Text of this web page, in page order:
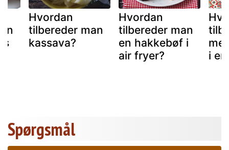
Hvordan
tilbereder man
kassava?
Hvordan
tilbereder man
en hakkebøf i
air fryer?
i
Spørgsmål